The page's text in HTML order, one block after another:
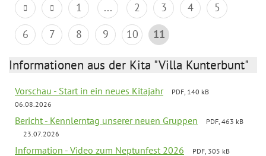
1 ... 2 3 4
5
6
7 8 9 10 11
Informationen aus der Kita "Villa Kunterbunt"
Vorschau - Start in ein neues Kitajahr
PDF, 140 kB
06.08.2026
Bericht - Kennlerntag unserer neuen Gruppen
PDF, 463 kB
23.07.2026
Information - Video zum Neptunfest 2026 PDF, 305 kB